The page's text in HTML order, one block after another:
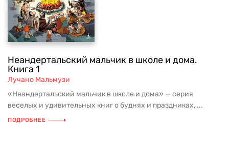
Неандертальский мальчик в школе и дома.
Книга 1
Лучано Мальмузи
«Неандертальский мальчик в школе и дома» — серия
веселых и удивительных книг о буднях и праздниках, ...
ПОДРОБНЕЕ